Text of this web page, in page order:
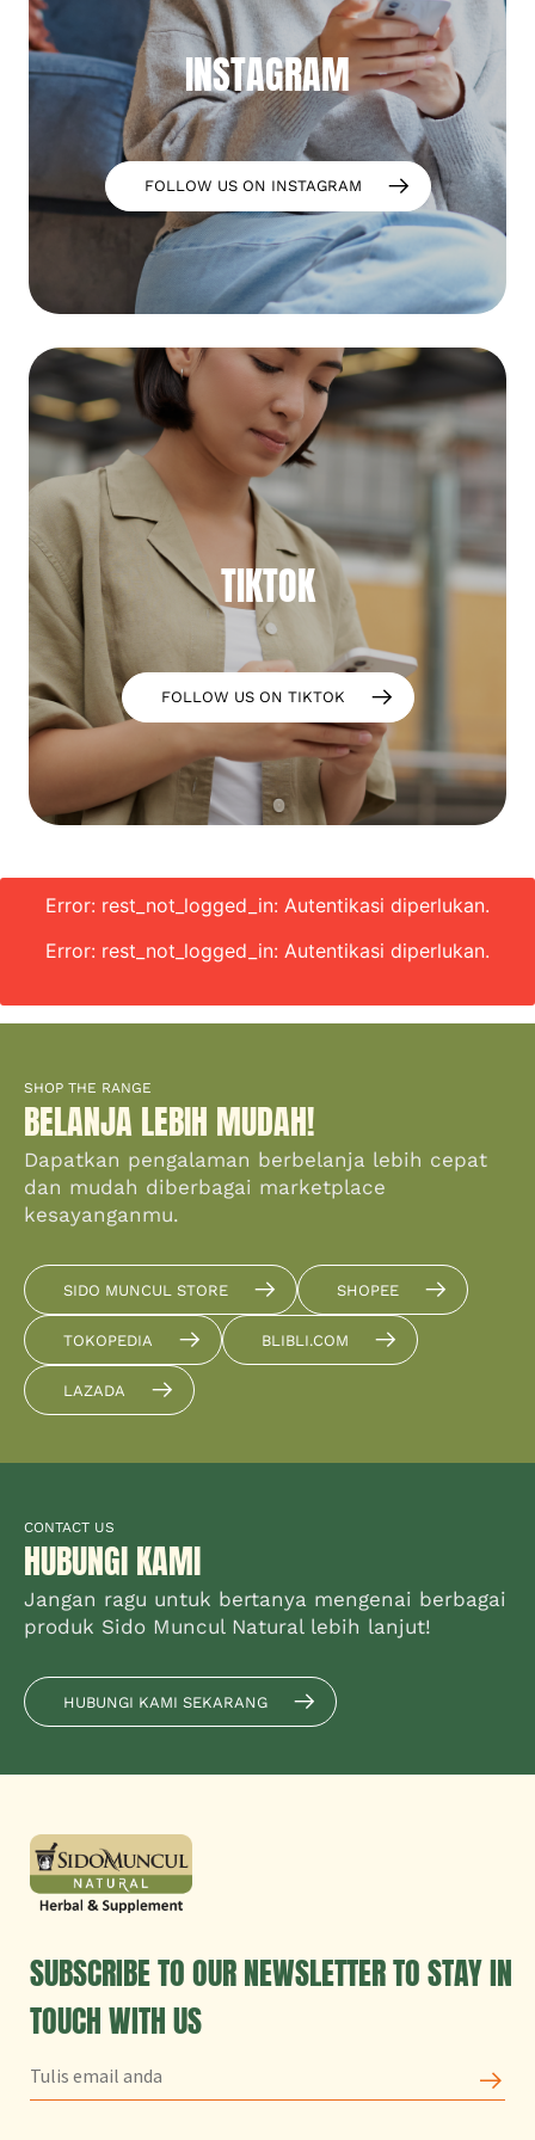
INSTAGRAM
FOLLOW US ON INSTAGRAM
TIKTOK
FOLLOW US ON TIKTOK
Error: rest_not_logged_in: Autentikasi diperlukan.
Error: rest_not_logged_in: Autentikasi diperlukan.
SHOP THE RANGE
BELANJA LEBIH MUDAH!
Dapatkan pengalaman berbelanja lebih cepat
dan mudah diberbagai marketplace
kesayanganmu.
SIDO MUNCUL STORE SHOPEE
TOKOPEDIA BLIBLI.COM
LAZADA
CONTACT US
HUBUNGI KAMI
Jangan ragu untuk bertanya mengenai berbagai
produk Sido Muncul Natural lebih lanjut!
HUBUNGI KAMI SEKARANG
SUBSCRIBE TO OUR NEWSLETTER TO STAY IN
TOUCH WITH US